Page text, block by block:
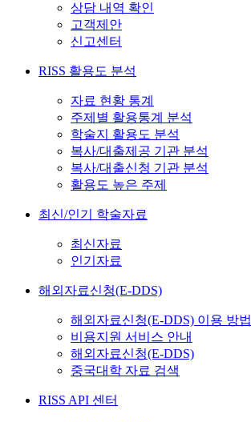
상담 내역 확인
고객제안
신고센터
RISS 활용도 분석
자료 현황 통계
주제별 활용통계 분석
학술지 활용도 분석
복사/대출제공 기관 분석
복사/대출신청 기관 분석
활용도 높은 주제
최신/인기 학술자료
최신자료
인기자료
해외자료신청(E-DDS)
해외자료신청(E-DDS) 이용 방법
비용지원 서비스 안내
해외자료신청(E-DDS)
중국대학 자료 검색
RISS API 센터